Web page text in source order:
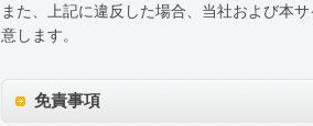
また、上記に違反した場合、当社および本
意します。
免責事項